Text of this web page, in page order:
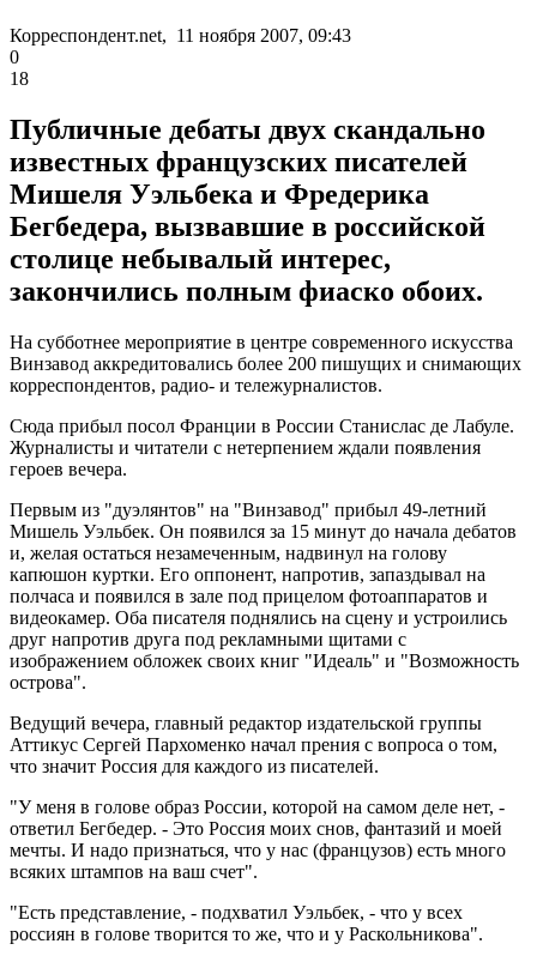
Корреспондент.net, 11 ноября 2007, 09:43
0
18
Публичные дебаты двух скандально
известных французских писателей
Мишеля Уэльбека и Фредерика
Бегбедера, вызвавшие в российской
столице небывалый интерес,
закончились полным фиаско обоих.
На субботнее мероприятие в центре современного искусства
Винзавод аккредитовались более 200 пишущих и снимающих
корреспондентов, радио- и тележурналистов.
Сюда прибыл посол Франции в России Станислас де Лабуле.
Журналисты и читатели с нетерпением ждали появления
героев вечера.
Первым из "дуэлянтов" на "Винзавод" прибыл 49-летний
Мишель Уэльбек. Он появился за 15 минут до начала дебатов
и, желая остаться незамеченным, надвинул на голову
капюшон куртки. Его оппонент, напротив, запаздывал на
полчаса и появился в зале под прицелом фотоаппаратов и
видеокамер. Оба писателя поднялись на сцену и устроились
друг напротив друга под рекламными щитами с
изображением обложек своих книг "Идеаль" и "Возможность
острова".
Ведущий вечера, главный редактор издательской группы
Аттикус Сергей Пархоменко начал прения с вопроса о том,
что значит Россия для каждого из писателей.
"У меня в голове образ России, которой на самом деле нет, -
ответил Бегбедер. - Это Россия моих снов, фантазий и моей
мечты. И надо признаться, что у нас (французов) есть много
всяких штампов на ваш счет".
"Есть представление, - подхватил Уэльбек, - что у всех
россиян в голове творится то же, что и у Раскольникова".